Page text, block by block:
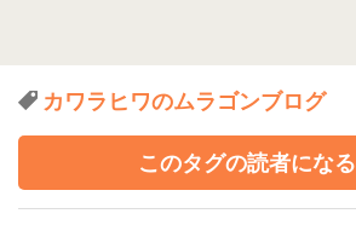
カワラヒワのムラゴンブログ
このタグの読者になる